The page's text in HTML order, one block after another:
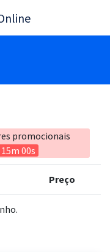
promocionais
15m 00s
Preço